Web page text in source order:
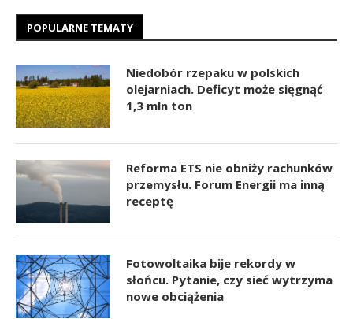
POPULARNE TEMATY
Niedobór rzepaku w polskich
olejarniach. Deficyt może sięgnąć
1,3 mln ton
Reforma ETS nie obniży rachunków
przemysłu. Forum Energii ma inną
receptę
Fotowoltaika bije rekordy w
słońcu. Pytanie, czy sieć wytrzyma
nowe obciążenia